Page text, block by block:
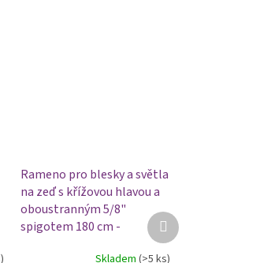
Rameno pro blesky a světla
na zeď s křížovou hlavou a
oboustranným 5/8"
spigotem 180 cm -
dvousekční, teleskopické
Skladem(>5 ks)
Další
produkt